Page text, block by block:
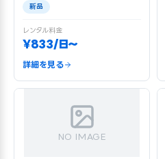
新品
レンタル料金
¥833/日〜
詳細を見る
NO IMAGE